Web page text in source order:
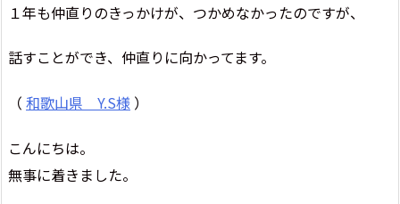
１年も仲直りのきっかけが、つかめなかったのですが、
話すことができ、仲直りに向かってます。
（ 和歌山県 Y.S様 ）
こんにちは。
無事に着きました。